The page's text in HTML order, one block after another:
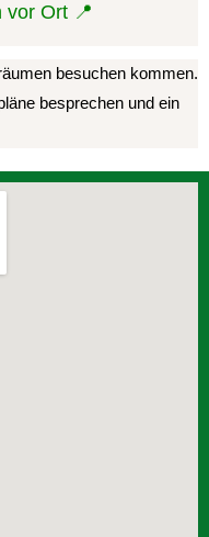
vor Ort 📍
besuchen kommen.
besprechen und ein